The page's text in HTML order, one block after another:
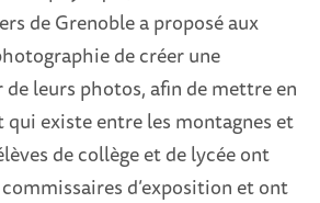
de Grenoble a proposé aux
de créer une
leurs photos, afin de mettre en
existe entre les montagnes et
de collège et de lycée ont
d’exposition et ont